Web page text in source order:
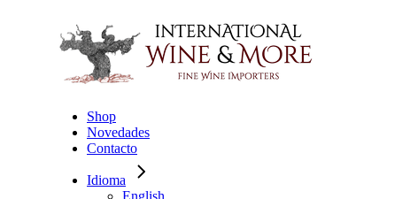
Shop
Novedades
Contacto
Idioma
English